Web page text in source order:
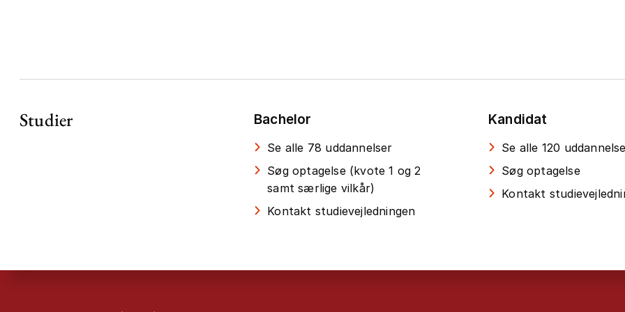
Studier Bachelor
Se alle 78 uddannelser
Søg optagelse (kvote 1 og 2
samt særlige vilkår)
Kontakt studievejledningen
Kandidat
Se alle 120
Søg optagelse
Kontakt